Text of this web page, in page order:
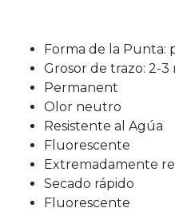
Forma de la Punta:
Grosor de trazo: 2-3
Permanent
Olor neutro
Resistente al Agúa
Fluorescente
Extremadamente
Secado rápido
Fluorescente